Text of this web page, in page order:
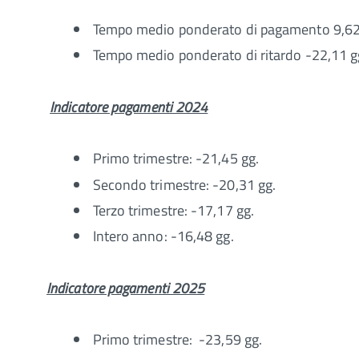
Tempo medio ponderato di pagamento
Tempo medio ponderato di ritardo -22,11
Indicatore pagamenti 2024
Primo trimestre: -21,45 gg.
Secondo trimestre: -20,31 gg.
Terzo trimestre: -17,17 gg.
Intero anno: -16,48 gg.
Indicatore pagamenti 2025
Primo trimestre: -23,59 gg.